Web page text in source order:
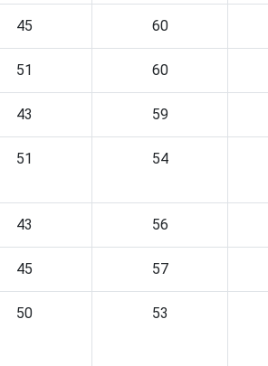
45 60
51 60
43 59
51 54
43 56
45 57
50 53